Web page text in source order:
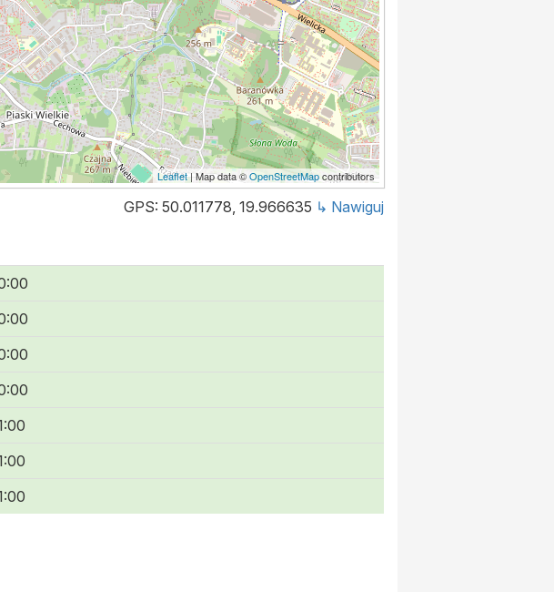
Leaflet| Map data ©OpenStreetMapcontributors
GPS: 50.011778, 19.966635 ↳ Nawiguj